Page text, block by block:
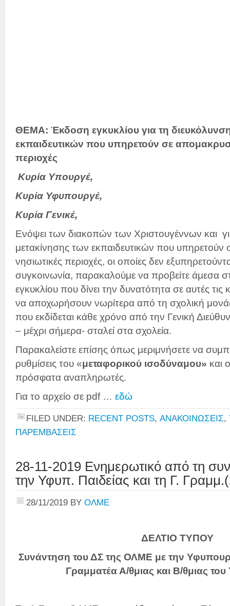
ΘΕΜΑ: Έκδοση εγκυκλίου για τη
εκπαιδευτικών που υπηρετούν σε
περιοχές
Κυρία Υπουργέ,
Κυρία Υφυπουργέ,
Κυρία Γενικέ,
Ενόψει των διακοπών των Χριστουγέννων και
μετακίνησης των εκπαιδευτικών που
νησιωτικές περιοχές, οι οποίες δεν
συγκοινωνία, παρακαλούμε να προβείτε άμεσα
εγκυκλίου που δίνει την δυνατότητα σε αυτές τις
να αποχωρήσουν νωρίτερα από τη σχολική
που εκδίδεται κάθε χρόνο από την Γενική
– μέχρι σήμερα- σταλεί στα σχολεία.
Παρακαλείστε επίσης όπως μεριμνήσετε να
ρυθμίσεις του «μεταφορικού ισοδύναμου» και
πρόσφατα αναπληρωτές.
Για το αρχείο σε pdf … εδώ
FILED UNDER: RECENT POSTS, ΑΝΑΚΟΙΝΩΣΕΙΣ,
ΠΑΡΕΜΒΑΣΕΙΣ
28-11-2019 Ενημερωτικό από τη
την Υφυπ. Παιδείας και τη Γ.
28/11/2019 BY ΟΛΜΕ
ΔΕΛΤΙΟ ΤΥΠΟΥ
Συνάντηση του ΔΣ της ΟΛΜΕ με την
Γραμματέα Α/θμιας και Β/θμιας